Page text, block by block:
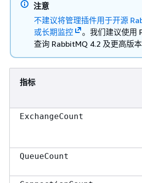
注意
不建议将管理插件用于开源
或长期监控
。我们建议使用
查询 RabbitMQ 4.2 及更高版本
指标
ExchangeCount
QueueCount